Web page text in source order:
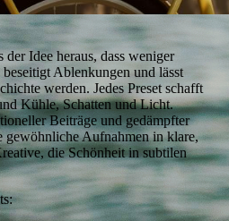
der Idee heraus, dass weniger
Ablenkungen und lässt
werden. Jedes Preset schafft
Kühle, Schatten und Licht.
Beiträge und gedämpfter
gewöhnliche Aufnahmen in klare,
die Schönheit in subtilen